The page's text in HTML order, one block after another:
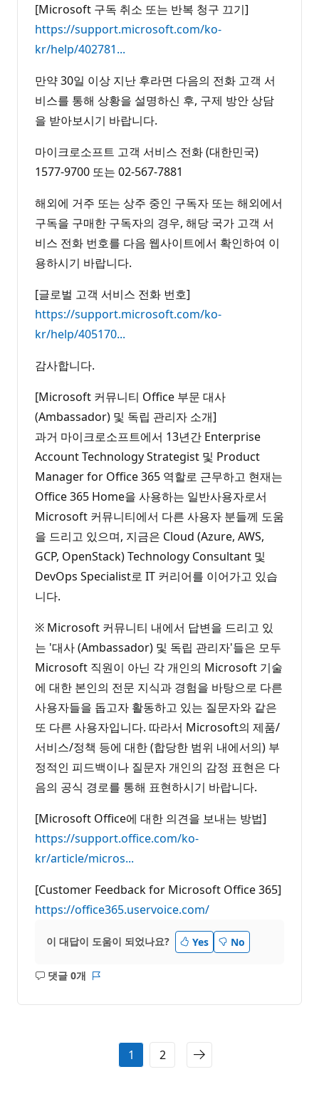
[Microsoft 구독 취소 또는 반복 청구 끄기]
https://support.microsoft.com/ko-
kr/help/402781...
만약 30일 이상 지난 후라면 다음의 전화 고객 서
비스를 통해 상황을 설명하신 후, 구제 방안 상담
을 받아보시기 바랍니다.
마이크로소프트 고객 서비스 전화 (대한민국)
1577-9700 또는 02-567-7881
해외에 거주 또는 상주 중인 구독자 또는 해외에서
구독을 구매한 구독자의 경우, 해당 국가 고객 서
비스 전화 번호를 다음 웹사이트에서 확인하여 이
용하시기 바랍니다.
[글로벌 고객 서비스 전화 번호]
https://support.microsoft.com/ko-
kr/help/405170...
감사합니다.
[Microsoft 커뮤니티 Office 부문 대사
(Ambassador) 및 독립 관리자 소개]
과거 마이크로소프트에서 13년간 Enterprise
Account Technology Strategist 및 Product
Manager for Office 365 역할로 근무하고 현재는
Office 365 Home을 사용하는 일반사용자로서
Microsoft 커뮤니티에서 다른 사용자 분들께 도움
을 드리고 있으며, 지금은 Cloud (Azure, AWS,
GCP, OpenStack) Technology Consultant 및
DevOps Specialist로 IT 커리어를 이어가고 있습
니다.
※ Microsoft 커뮤니티 내에서 답변을 드리고 있
는 '대사 (Ambassador) 및 독립 관리자'들은 모두
Microsoft 직원이 아닌 각 개인의 Microsoft 기술
에 대한 본인의 전문 지식과 경험을 바탕으로 다른
사용자들을 돕고자 활동하고 있는 질문자와 같은
또 다른 사용자입니다. 따라서 Microsoft의 제품/
서비스/정책 등에 대한 (합당한 범위 내에서의) 부
정적인 피드백이나 질문자 개인의 감정 표현은 다
음의 공식 경로를 통해 표현하시기 바랍니다.
[Microsoft Office에 대한 의견을 보내는 방법]
https://support.office.com/ko-
kr/article/micros...
[Customer Feedback for Microsoft Office 365]
https://office365.uservoice.com/
이 대답이 도움이 되었나요? Yes No
댓글 0개
설
1 2